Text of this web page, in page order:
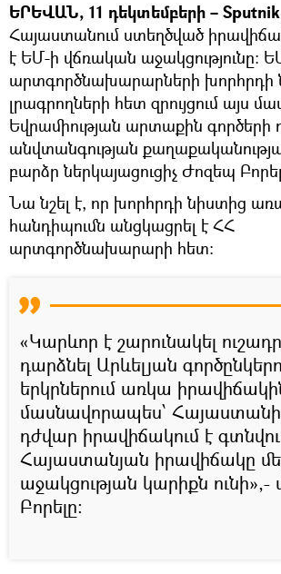
ԵՐԵՎԱՆ, 11 դեկտեմբերի – Sputnik
Հայաստանում ստեղծված
է ԵՄ-ի վճռական աջակցությունը։
արտգործնախարարների խորհրդի
լրագրողների հետ զրույցում այս
Եվրամիության արտաքին գործերի
անվտանգության
բարձր ներկայացուցիչ Ժոզեպ
Նա նշել է, որ խորհրդի նիստից
հանդիպումն անցկացրել է ՀՀ
արտգործնախարարի հետ։
«Կարևոր է շարունակել
դարձնել Արևելյան
երկրներում առկա
մասնավորապես՝
դժվար իրավիճակում է
Հայաստանյան իրավիճակը
աջակցության կարիքն ունի»,-
Բորելը։